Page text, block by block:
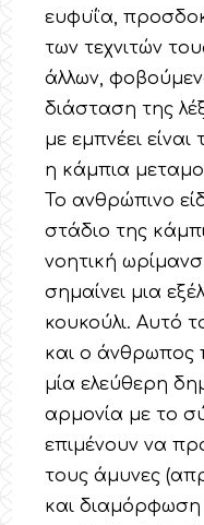
ευφυΐα,
των τεχνιτών
άλλων,
διάσταση της
με εμπνέει
η κάμπια
Το ανθρώπινο
στάδιο της
νοητική
σημαίνει μια
κουκούλι. Αυτό
και ο άνθρωπος
μία ελεύθερη
αρμονία με το
επιμένουν να
τους άμυνες
και